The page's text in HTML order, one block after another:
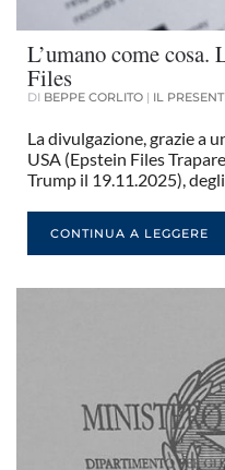
L’umano come
Files
DI BEPPE CORLITO | IL
La divulgazione, grazie a
USA (Epstein Files
Trump il 19.11.2025), degli
CONTINUA A LEGGERE